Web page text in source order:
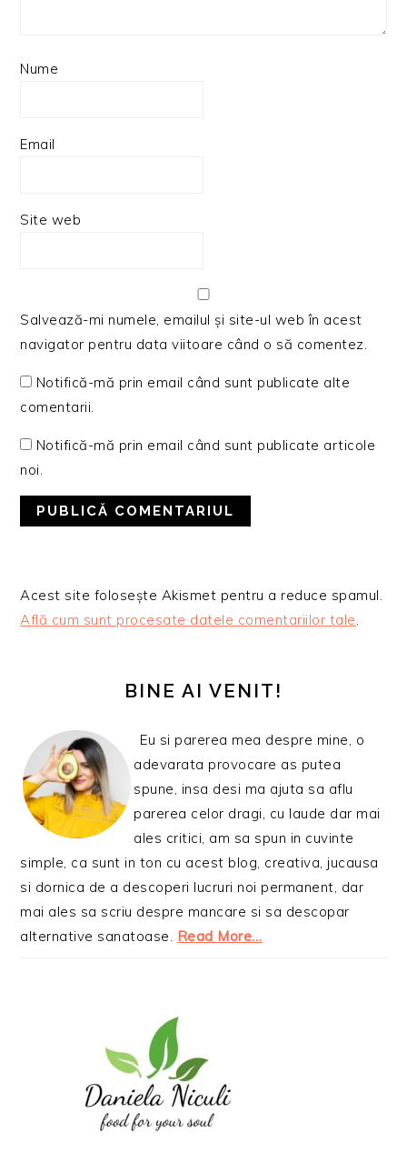
Nume
Email
Site web
Salvează-mi numele, emailul și site-ul web în acest
navigator pentru data viitoare când o să comentez.
Notifică-mă prin email când sunt publicate alte
comentarii.
Notifică-mă prin email când sunt publicate articole
noi.
Acest site folosește Akismet pentru a reduce spamul.
Află cum sunt procesate datele comentariilor tale
PRINCIPALĂBINE AI VENIT!
Eu si parerea mea despre mine, o
adevarata provocare as putea
spune, insa desi ma ajuta sa aflu
parerea celor dragi, cu laude dar mai
ales critici, am sa spun in cuvinte
simple, ca sunt in ton cu acest blog, creativa, jucausa
si dornica de a descoperi lucruri noi permanent, dar
mai ales sa scriu despre mancare si sa descopar
alternative sanatoase. Read More…